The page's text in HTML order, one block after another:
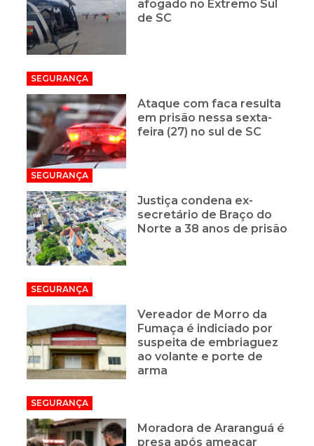
afogado no Extremo Sul
de SC
SEGURANÇA
Ataque com faca resulta
em prisão nessa sexta-
feira (27) no sul de SC
SEGURANÇA
Justiça condena ex-
secretário de Braço do
Norte a 38 anos de prisão
SEGURANÇA
Vereador de Morro da
Fumaça é indiciado por
suspeita de embriaguez
ao volante e porte de
arma
SEGURANÇA
Moradora de Araranguá é
presa após ameaçar